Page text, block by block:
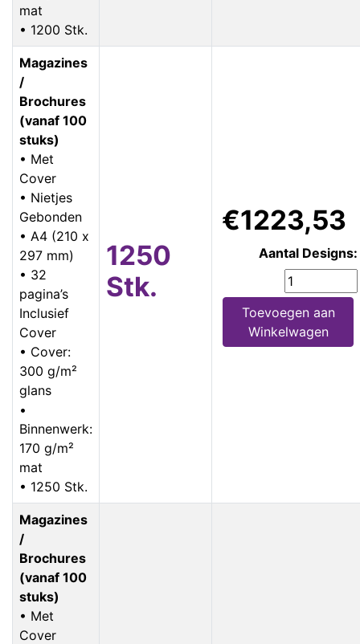
mat
• 1200 Stk.
Magazines
/
Brochures
(vanaf 100
stuks)
• Met
Cover
• Nietjes
Gebonden
• A4 (210 x
297 mm)
• 32
pagina’s
Inclusief
Cover
• Cover:
300 g/m²
glans
•
Binnenwerk:
170 g/m²
mat
• 1250 Stk.
1250
Stk.
€1223,53
Aantal Designs:
Toevoegen aan
Winkelwagen
Magazines
/
Brochures
(vanaf 100
stuks)
• Met
Cover